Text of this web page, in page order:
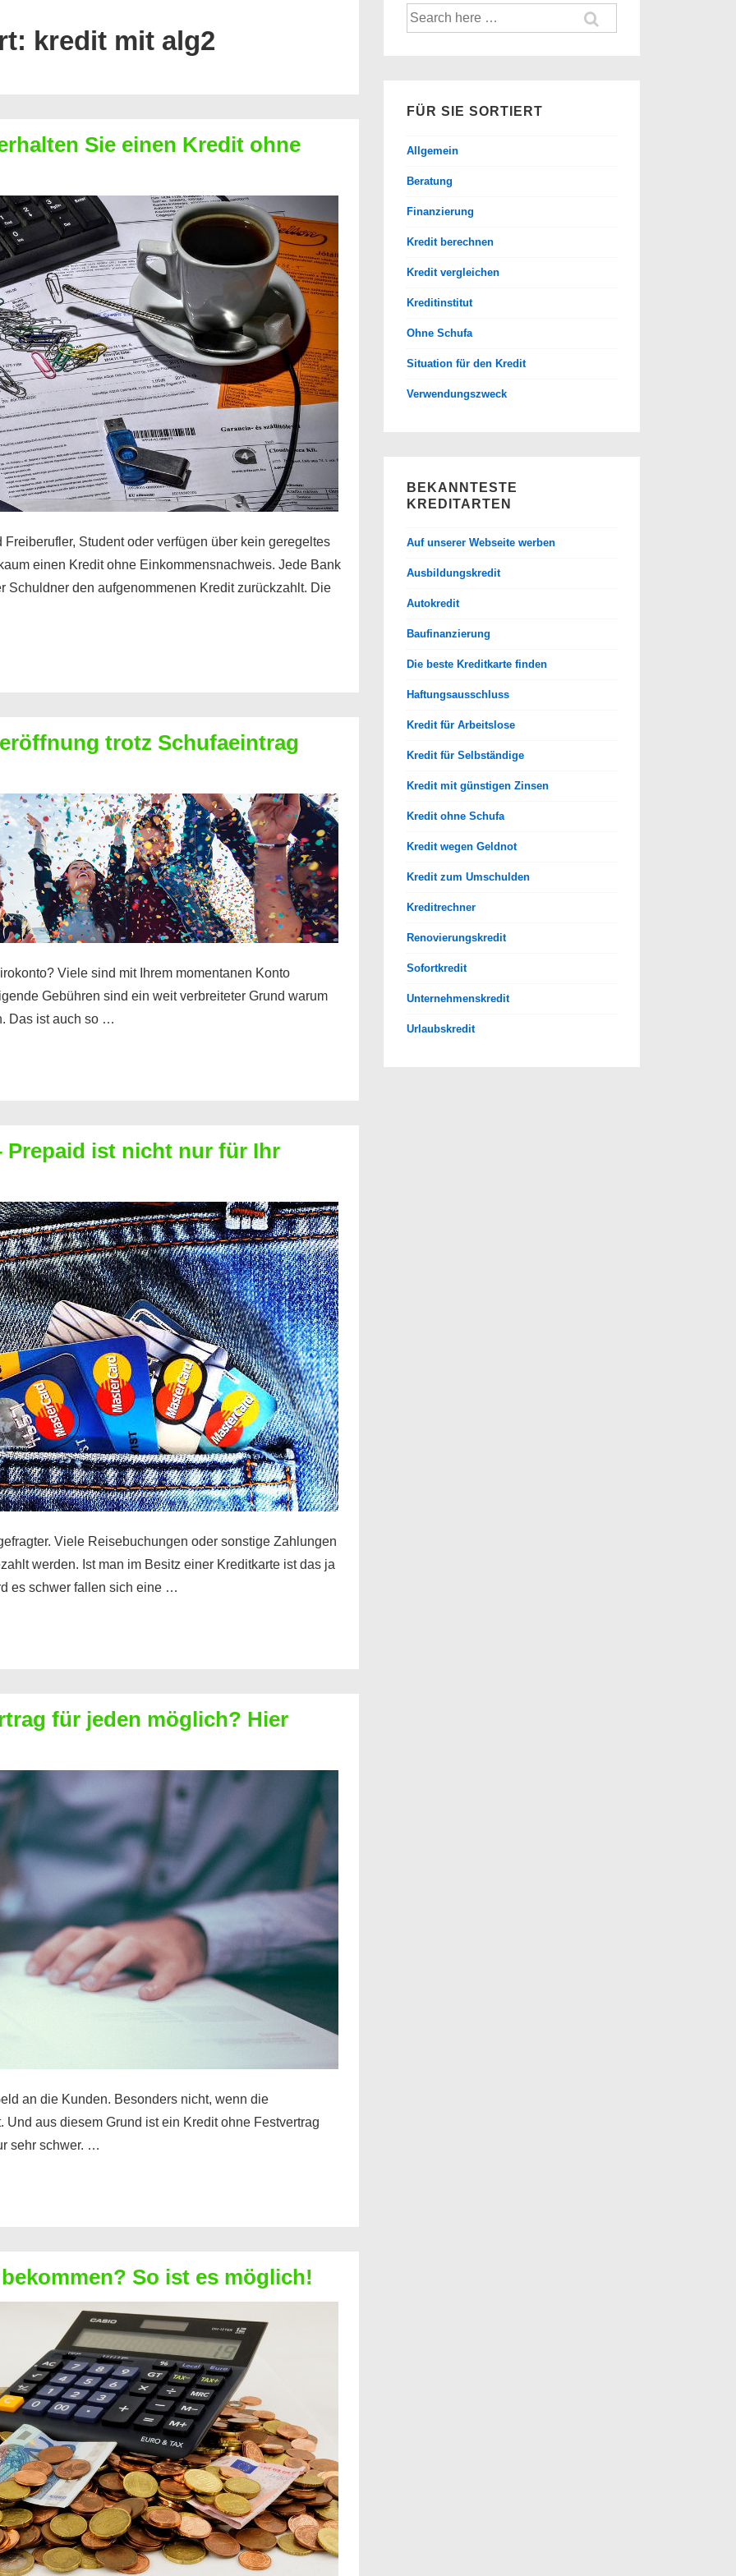
kredit mit alg2
Sie einen Kredit ohne
Student oder verfügen über kein geregeltes
einen Kredit ohne Einkommensnachweis. Jede Bank
Schuldner den aufgenommenen Kredit zurückzahlt. Die
trotz Schufaeintrag
Viele sind mit Ihrem momentanen Konto
Gebühren sind ein weit verbreiteter Grund warum
Das ist auch so …
Prepaid ist nicht nur für Ihr
Viele Reisebuchungen oder sonstige Zahlungen
werden. Ist man im Besitz einer Kreditkarte ist das ja
es schwer fallen sich eine …
für jeden möglich? Hier
an die Kunden. Besonders nicht, wenn die
aus diesem Grund ist ein Kredit ohne Festvertrag
sehr schwer. …
So ist es möglich!
Suche
nach:
FÜR SIE SORTIERT
Allgemein
Beratung
Finanzierung
Kredit berechnen
Kredit vergleichen
Kreditinstitut
Ohne Schufa
Situation für den Kredit
Verwendungszweck
BEKANNTESTE
KREDITARTEN
Auf unserer Webseite werben
Ausbildungskredit
Autokredit
Baufinanzierung
Die beste Kreditkarte finden
Haftungsausschluss
Kredit für Arbeitslose
Kredit für Selbständige
Kredit mit günstigen Zinsen
Kredit ohne Schufa
Kredit wegen Geldnot
Kredit zum Umschulden
Kreditrechner
Renovierungskredit
Sofortkredit
Unternehmenskredit
Urlaubskredit